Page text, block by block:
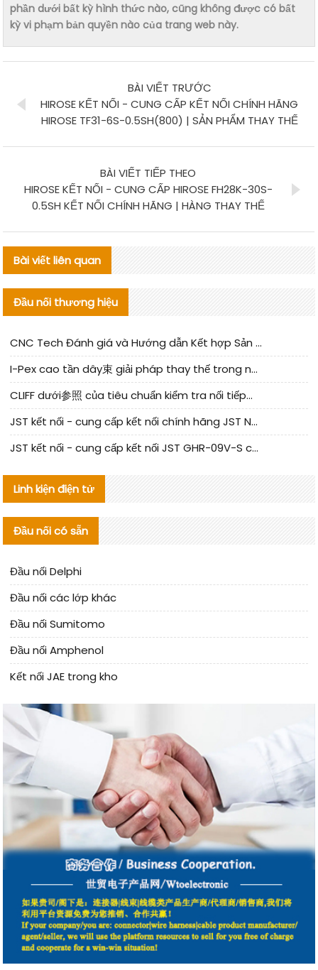
phần dưới bất kỳ hình thức nào, cũng không được có bất
kỳ vi phạm bản quyền nào của trang web này.
BÀI VIẾT TRƯỚC
HIROSE KẾT NỐI - CUNG CẤP KẾT NỐI CHÍNH HÃNG
HIROSE TF31-6S-0.5SH(800) | SẢN PHẨM THAY THẾ
BÀI VIẾT TIẾP THEO
HIROSE KẾT NỐI - CUNG CẤP HIROSE FH28K-30S-
0.5SH KẾT NỐI CHÍNH HÃNG | HÀNG THAY THẾ
Bài viết liên quan
Đầu nối thương hiệu
CNC Tech Đánh giá và Hướng dẫn Kết hợp Sản xuất Linh kiện Cable Nội địa
I-Pex cao tần dây束 giải pháp thay thế trong nước phân tích
CLIFF dưới参照 của tiêu chuẩn kiểm tra nối tiếp器 trong nước được cập nhật
JST kết nối - cung cấp kết nối chính hãng JST NSHR-02V-S | sản phẩm thay thế
JST kết nối - cung cấp kết nối JST GHR-09V-S chính hãng | hàng thay thế
Linh kiện điện tử
Đầu nối có sẵn
Đầu nối Delphi
Đầu nối các lớp khác
Đầu nối Sumitomo
Đầu nối Amphenol
Kết nối JAE trong kho